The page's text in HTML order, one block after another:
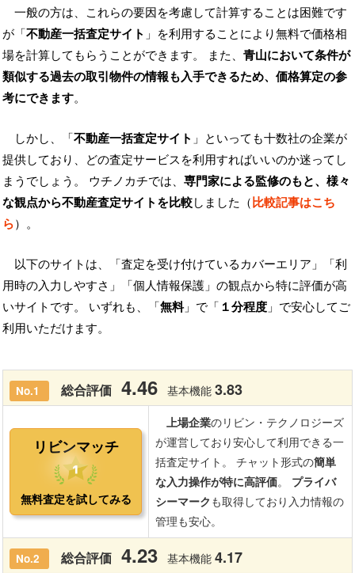
一般の方は、これらの要因を考慮して計算することは困難です
が「不動産一括査定サイト 」を利用することにより無料で価格相
場を計算してもらうことができます。 また、 青山において条件が
類似する過去の取引物件の情報も入手できるため、価格算定の参
考にできます。
しかし、「不動産一括査定サイト 」といっても十数社の企業が
提供しており、どの査定サービスを利用すればいいのか迷ってし
まうでしょう。 ウチノカチでは、 専門家による監修のもと、様々
な観点から不動産査定サイトを比較しました（比較記事はこち
ら）。
以下のサイトは、「査定を受け付けているカバーエリア」「利
用時の入力しやすさ」「個人情報保護」の観点から特に評価が高
いサイトです。 いずれも、「無料」で「 １分程度 」で安心してご
利用いただけます。